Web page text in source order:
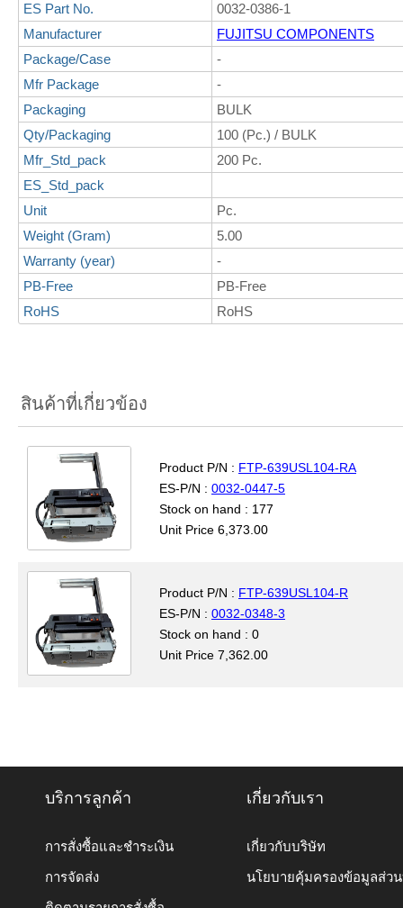
ES Part No.
0032-0386-1
Manufacturer
FUJITSU COMPONENTS
Package/Case
-
Mfr Package
-
Packaging
BULK
Qty/Packaging
100 (Pc.) / BULK
Mfr_Std_pack
200 Pc.
ES_Std_pack
Unit
Pc.
Weight (Gram)
5.00
Warranty (year)
-
PB-Free
PB-Free
RoHS
RoHS
สินค้าที่เกี่ยวข้อง
Product P/N : FTP-639USL104-RA
ES-P/N : 0032-0447-5
Stock on hand : 177
Unit Price 6,373.00
Product P/N : FTP-639USL104-R
ES-P/N : 0032-0348-3
Stock on hand : 0
Unit Price 7,362.00
บริการลูกค้า
การสั่งซื้อและชำระเงิน
การจัดส่ง
เกี่ยวกับเรา
เกี่ยวกับบริษัท
นโยบายคุ้มครองข้อมูลส่ว